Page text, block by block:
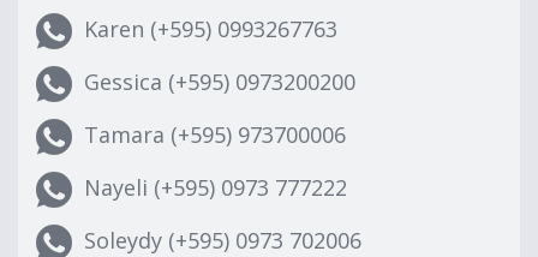
Karen (+595) 0993267763
Gessica (+595) 0973200200
Tamara (+595) 973700006
Nayeli (+595) 0973 777222
Soleydy (+595) 0973 702006